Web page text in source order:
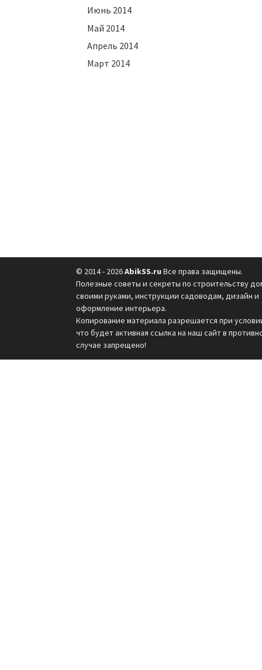
Июнь 2014
Май 2014
Апрель 2014
Март 2014
© 2014 - 2026AbikSS.ru Все права защищены.
Полезные советы и секреты по строительству
своими руками, инструкции садоводам, дизайн и
оформление интерьера.
Копирование материала разрешается при
что будет активная ссылка на наш сайт в
случае запрещено!